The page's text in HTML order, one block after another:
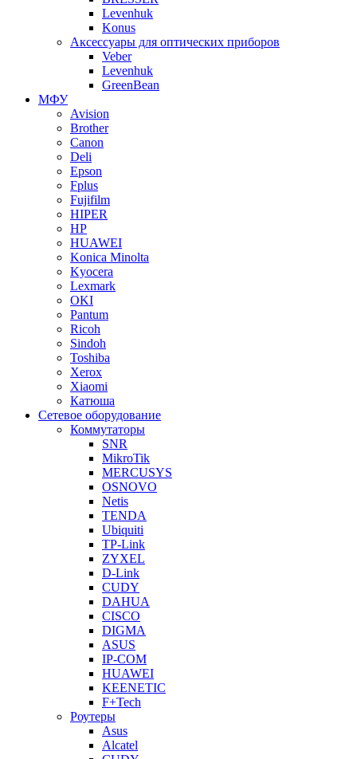
Levenhuk
Konus
Аксессуары для оптических приборов
Veber
Levenhuk
GreenBean
МФУ
Avision
Brother
Canon
Deli
Epson
Fplus
Fujifilm
HIPER
HP
HUAWEI
Konica Minolta
Kyocera
Lexmark
OKI
Pantum
Ricoh
Sindoh
Toshiba
Xerox
Xiaomi
Катюша
Сетевое оборудование
Коммутаторы
SNR
MikroTik
MERCUSYS
OSNOVO
Netis
TENDA
Ubiquiti
TP-Link
ZYXEL
D-Link
CUDY
DAHUA
CISCO
DIGMA
ASUS
IP-COM
HUAWEI
KEENETIC
F+Tech
Роутеры
Asus
Alcatel